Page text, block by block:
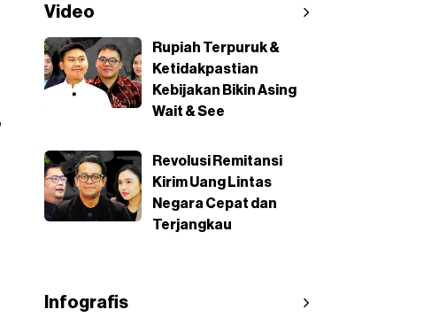
Video
Rupiah Terpuruk &
Ketidakpastian
Kebijakan Bikin Asing
Wait & See
Revolusi Remitansi
Kirim Uang Lintas
Negara Cepat dan
Terjangkau
Infografis